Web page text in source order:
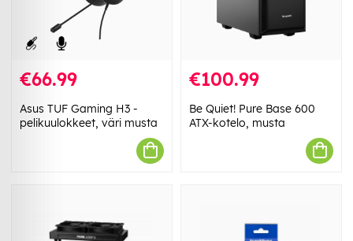
€66.99
Asus TUF Gaming H3 -
pelikuulokkeet, väri musta
€100.99
Be Quiet! Pure Base 600
ATX-kotelo, musta